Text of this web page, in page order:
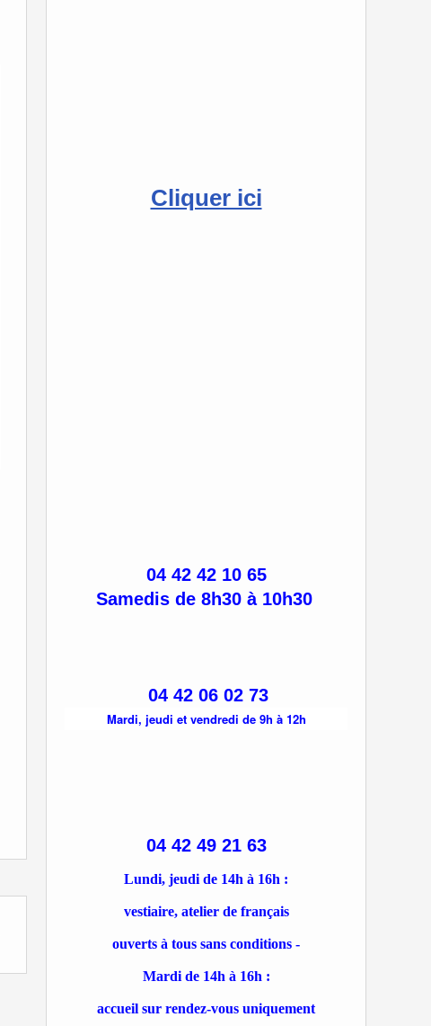
Cliquer ici
04 42 42 10 65
Samedis de 8h30 à 10h30
04 42 06 02 73
Mardi, jeudi et vendredi de 9h à 12h
04 42 49 21 63
Lundi, jeudi de 14h à 16h :
vestiaire, atelier de français
ouverts à tous sans conditions -
Mardi de 14h à 16h :
accueil sur rendez-vous uniquement